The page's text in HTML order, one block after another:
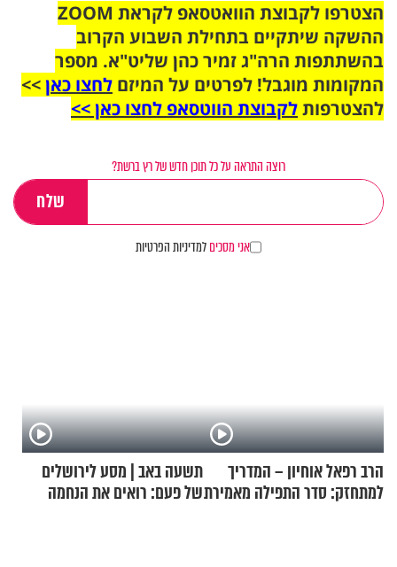
הצטרפו לקבוצת הוואטסאפ לקראת ZOOM
ההשקה שיתקיים בתחילת השבוע הקרוב
בהשתתפות הרה"ג זמיר כהן שליט"א. מספר
המקומות מוגבל! לפרטים על המיזם לחצו כאן>>
להצטרפותלקבוצת הווטסאפ לחצו כאן >>
רוצה התראה על כל תוכן חדש של רץ ברשת?
אני מסכיםלמדיניות הפרטיות
הרב רפאל אוחיון – המדריך
למתחזק: סדר התפילה מאמירת
תשעה באב | מסע לירושלים
של פעם: רואים את הנחמה